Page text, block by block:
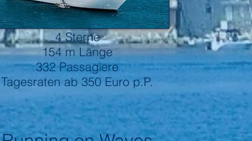
4 Sterne
154 m Länge
332 Passagiere
Tagesraten ab 350 Euro p.P.